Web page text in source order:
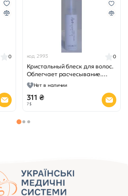
0 код 2993
Кристальный блеск для волос.
Облегчает расчесывание.
Hulahoop, 50 мл.
0
Нет в наличии
311 ₴
7 $